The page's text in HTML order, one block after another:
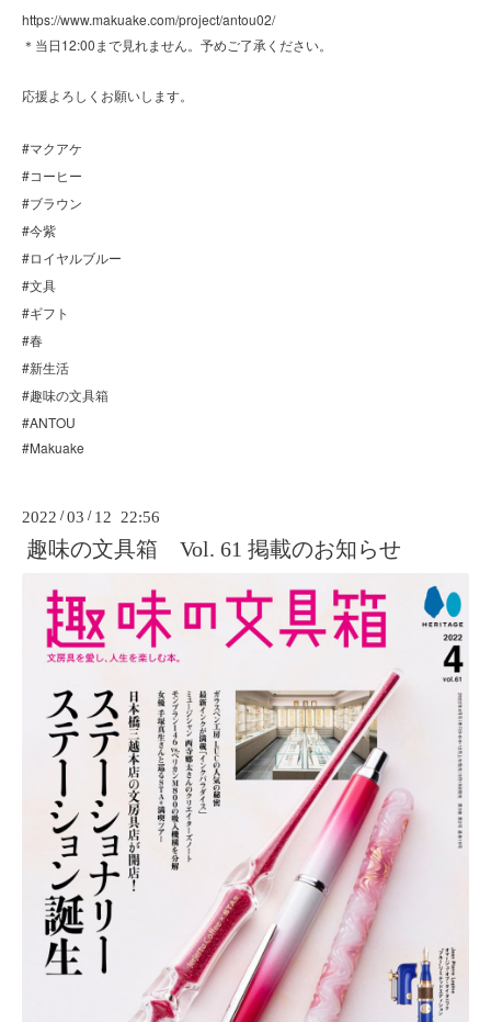
https://www.makuake.com/project/antou02/
＊当日 12:00 まで見れません。予めご了承ください。
応援よろしくお願いします。
#マクアケ
#コーヒー
#ブラウン
#今紫
#ロイヤルブルー
#文具
#ギフト
#春
#新生活
#趣味の文具箱
#ANTOU
#Makuake
2022 /03 / 12 22:56
趣味の文具箱 Vol. 61 掲載のお知らせ